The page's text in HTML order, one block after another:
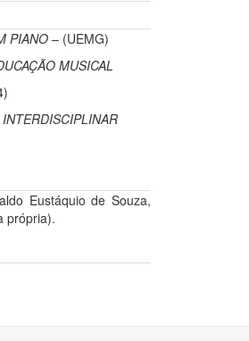
PIANO– (UEMG)
MUSICAL
Eustáquio de Souza,
própria).